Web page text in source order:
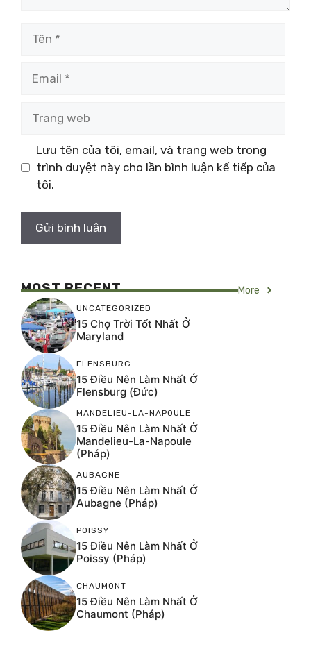
Lưu tên của tôi, email, và trang web trong
trình duyệt này cho lần bình luận kế tiếp của
tôi.
MOST RECENT More
UNCATEGORIZED
15 Chợ Trời Tốt Nhất Ở
Maryland
FLENSBURG
15 Điều Nên Làm Nhất Ở
Flensburg (Đức)
MANDELIEU-LA-NAPOULE
15 Điều Nên Làm Nhất Ở
Mandelieu-La-Napoule
(Pháp)
AUBAGNE
15 Điều Nên Làm Nhất Ở
Aubagne (Pháp)
POISSY
15 Điều Nên Làm Nhất Ở
Poissy (Pháp)
CHAUMONT
15 Điều Nên Làm Nhất Ở
Chaumont (Pháp)